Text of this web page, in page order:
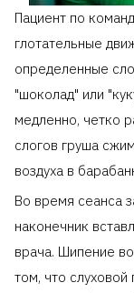
Пациент по
глотательные
определенные
"шоколад" или
медленно, четко
слогов груша
воздуха в
Во время сеанса
наконечник
врача. Шипение
том, что слуховой